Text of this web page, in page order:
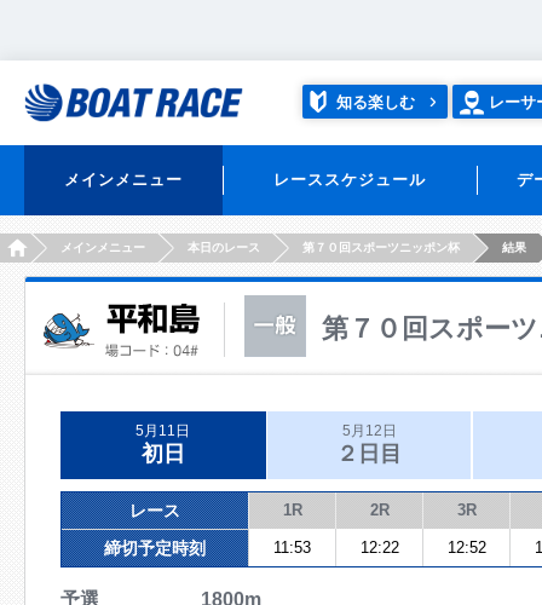
知る楽しむ レーサ
メインメニュー レーススケジュール デ
HOMEメインメニュー 本日のレース 第７０回スポーツニッポン杯 結果
第７０回スポー
5月11日
初日
5月12日
２日目
レース 1R 2R 3R
締切予定時刻 11:53 12:22 12:52
予選 1800m